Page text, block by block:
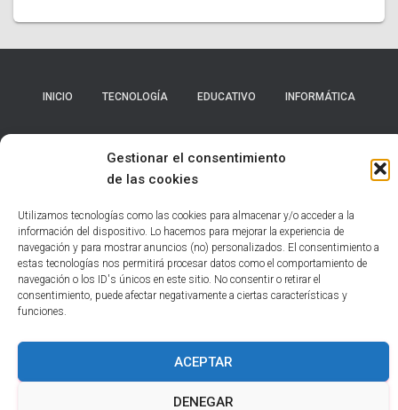
Gestionar el consentimiento
de las cookies
Utilizamos tecnologías como las cookies para almacenar y/o acceder a la
información del dispositivo. Lo hacemos para mejorar la experiencia de
navegación y para mostrar anuncios (no) personalizados. El consentimiento a
estas tecnologías nos permitirá procesar datos como el comportamiento de
navegación o los ID's únicos en este sitio. No consentir o retirar el
consentimiento, puede afectar negativamente a ciertas características y
funciones.
ACEPTAR
DENEGAR
INICIO TECNOLOGÍA EDUCATIVO INFORMÁTICA
POLÍTICA DE COOKIES (UE)
Hestia | Desarrollado porThemeIsle